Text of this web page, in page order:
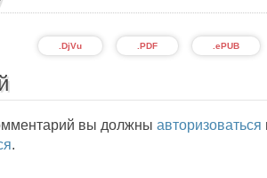
.ePUB
.PDF
.DjVu
вы должны авторизоваться
.